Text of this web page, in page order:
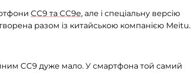
CC9 та CC9e, але і спеціальну версію
разом із китайською компанією Meitu.
CC9 дуже мало. У смартфона той самий